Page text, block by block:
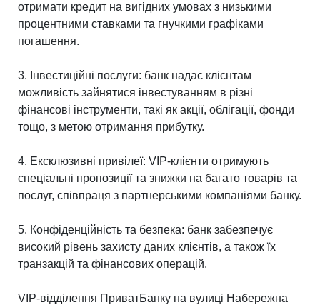
отримати кредит на вигідних умовах з низькими
процентними ставками та гнучкими графіками
погашення.
3. Інвестиційні послуги: банк надає клієнтам
можливість зайнятися інвестуванням в різні
фінансові інструменти, такі як акції, облігації, фонди
тощо, з метою отримання прибутку.
4. Ексклюзивні привілеї: VIP-клієнти отримують
спеціальні пропозиції та знижки на багато товарів та
послуг, співпраця з партнерськими компаніями банку.
5. Конфіденційність та безпека: банк забезпечує
високий рівень захисту даних клієнтів, а також їх
транзакцій та фінансових операцій.
VIP-відділення ПриватБанку на вулиці Набережна